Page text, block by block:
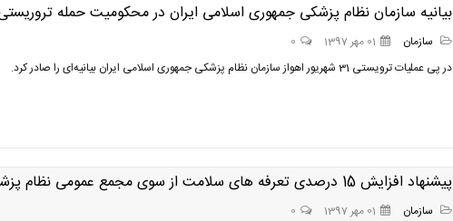
بیانیه سازمان نظام پزشکی جمهوری اسلامی ایران در محکومیت حمله
سازمان 01 مهر 1397
0
در پی عملیات ترویستی 31 شهریور اهواز سازمان نظام پزشکی جمهوری اسلامی ایران بیانیه‌ای را صادر کرد.
پیشنهاد افزایش 15 درصدی تعرفه های سلامت از سوی مجمع عمومی نظام پزشکی
سازمان 01 مهر 1397
0